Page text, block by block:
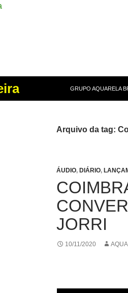
GRUPO AQUARELA
Arquivo da tag:
ÁUDIO, DIÁRIO,
JORRI
10/11/2020